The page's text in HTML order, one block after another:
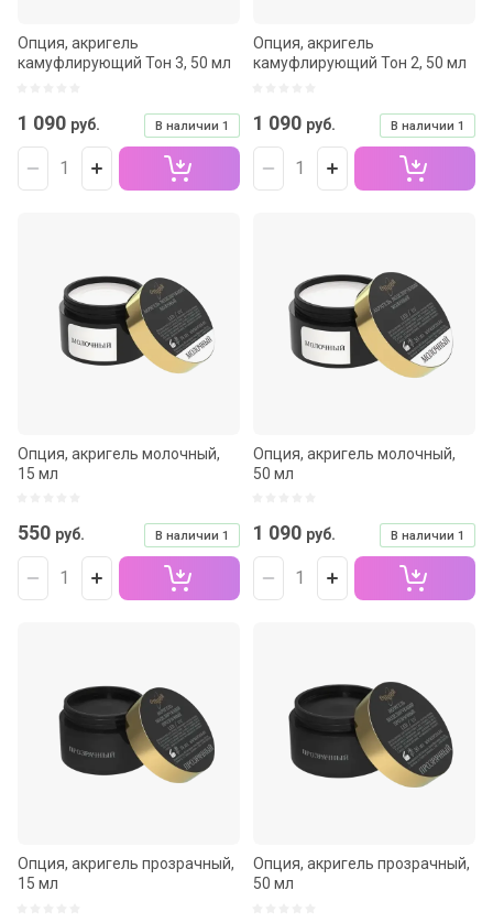
Опция, акригель
камуфлирующий Тон 3, 50 мл
В наличии 1
1 090 руб.
Опция, акригель
камуфлирующий Тон 2, 50 мл
В наличии 1
1 090 руб.
Опция, акригель молочный,
15 мл
В наличии 1
550 руб.
Опция, акригель молочный,
50 мл
В наличии 1
1 090 руб.
Опция, акригель прозрачный,
15 мл
Опция, акригель прозрачный,
50 мл